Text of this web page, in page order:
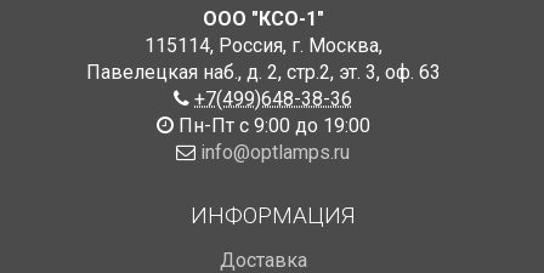
ООО "КСО-1"
115114, Россия, г. Москва,
Павелецкая наб., д. 2, стр.2, эт. 3, оф. 63
+7(499)648-38-36
Пн-Пт с 9:00 до 19:00
info@optlamps.ru
ИНФОРМАЦИЯ
Доставка